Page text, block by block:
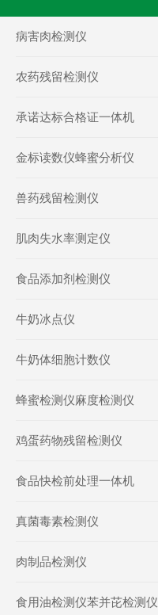
病害肉检测仪
农药残留检测仪
承诺达标合格证一体机
金标读数仪蜂蜜分析仪
兽药残留检测仪
肌肉失水率测定仪
食品添加剂检测仪
牛奶冰点仪
牛奶体细胞计数仪
蜂蜜检测仪麻度检测仪
鸡蛋药物残留检测仪
食品快检前处理一体机
真菌毒素检测仪
肉制品检测仪
食用油检测仪苯并芘检测仪